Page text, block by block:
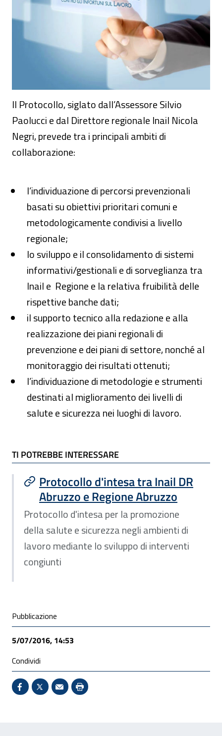
Il Protocollo, siglato dall’Assessore Silvio
Paolucci e dal Direttore regionale Inail Nicola
Negri, prevede tra i principali ambiti di
collaborazione:
l’individuazione di percorsi prevenzionali
basati su obiettivi prioritari comuni e
metodologicamente condivisi a livello
regionale;
lo sviluppo e il consolidamento di sistemi
informativi/gestionali e di sorveglianza tra
Inail e Regione e la relativa fruibilità delle
rispettive banche dati;
il supporto tecnico alla redazione e alla
realizzazione dei piani regionali di
prevenzione e dei piani di settore, nonché al
monitoraggio dei risultati ottenuti;
l’individuazione di metodologie e strumenti
destinati al miglioramento dei livelli di
salute e sicurezza nei luoghi di lavoro.
TI POTREBBE INTERESSARE
TI POTREBBE INTERESSARE
Protocollo d'intesa tra Inail DR
Abruzzo e Regione Abruzzo
Protocollo d'intesa per la promozione
della salute e sicurezza negli ambienti di
lavoro mediante lo sviluppo di interventi
congiunti
Condivisione social
Pubblicazione
5/07/2016, 14:53
Condividi
Condividi su Facebook - Sito esterno - Apertura in
X - Sito esterno - Apertura in nuova finestra
Invio Mail: apre il programma di posta
Stampa pagina: scelta meno